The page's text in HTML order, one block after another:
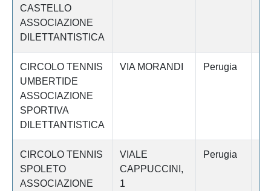
CASTELLO
ASSOCIAZIONE
DILETTANTISTICA
CIRCOLO TENNIS
UMBERTIDE
ASSOCIAZIONE
SPORTIVA
DILETTANTISTICA
VIA MORANDI Perugia
CIRCOLO TENNIS
SPOLETO
ASSOCIAZIONE
VIALE
CAPPUCCINI,
1
Perugia